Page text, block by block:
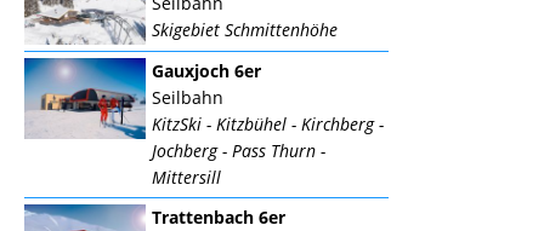
Skigebiet Schmittenhöhe
Gauxjoch 6er
Seilbahn
KitzSki - Kitzbühel - Kirchberg -
Jochberg - Pass Thurn -
Mittersill
Trattenbach 6er